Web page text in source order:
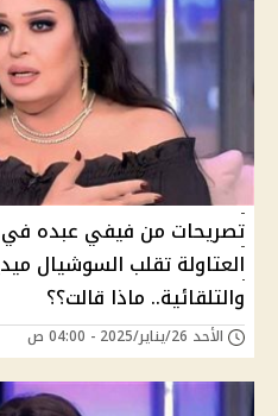
تصريحات من فيفي عبده
العتاولة تقلب السوشيال
والتلقائية.. ماذا قالت؟؟
الأحد 26/يناير/2025 - 04:00 ص